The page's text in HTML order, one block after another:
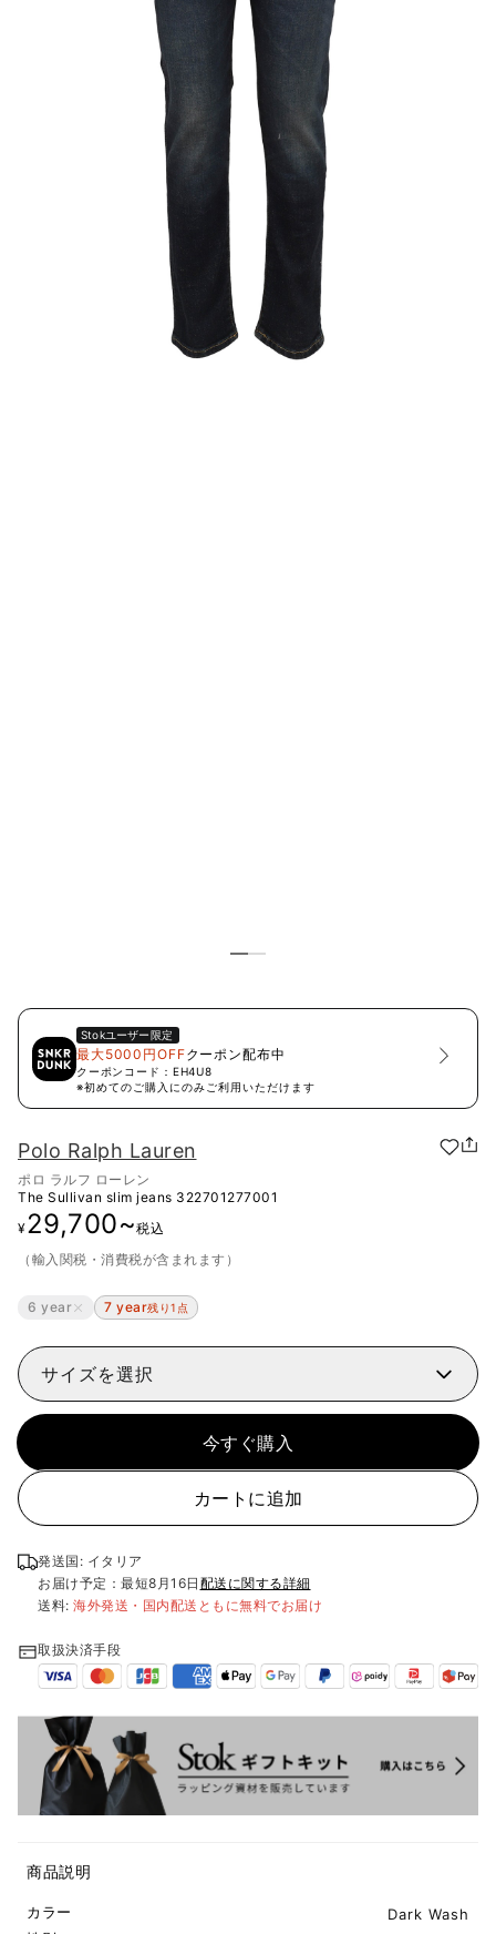
Stokユーザー限定
最大5000円OFFクーポン配布中
クーポンコード： EH4U8
※初めてのご購入にのみご利用いただけます
Polo Ralph Lauren
ポロ ラルフ ローレン
The Sullivan slim jeans 322701277001
¥29,700~税込
（輸入関税・消費税が含まれます）
6 year 7 year残り1点
サイズを選択
今すぐ購入
カートに追加
発送国: イタリア
お届け予定：最短8月16日 配送に関する詳細
送料: 海外発送・国内配送ともに無料でお届け
取扱決済手段
商品説明
カラー
Dark Wash